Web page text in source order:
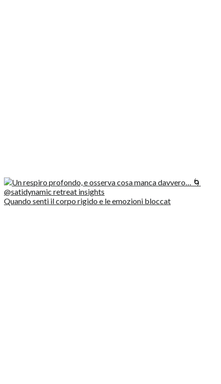
Quando senti il corpo rigido e le emozioni bloccat